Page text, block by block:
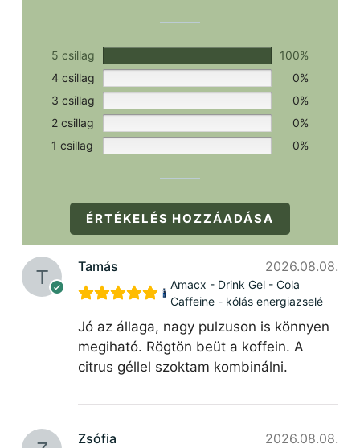
5 csillag
100%
4 csillag
0%
3 csillag
0%
2 csillag
0%
1 csillag
0%
ÉRTÉKELÉS HOZZÁADÁSA
Tamás 2026.08.08.
Amacx - Drink Gel - Cola
Caffeine - kólás energiazselé
Jó az állaga, nagy pulzuson is könnyen
megiható. Rögtön beüt a koffein. A
citrus géllel szoktam kombinálni.
Zsófia 2026.08.08.